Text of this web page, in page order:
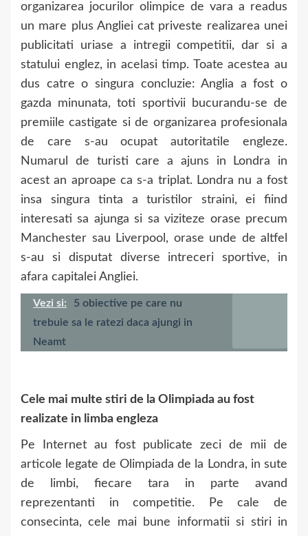
organizarea jocurilor olimpice de vara a readus
un mare plus Angliei cat priveste realizarea unei
publicitati uriase a intregii competitii, dar si a
statului englez, in acelasi timp. Toate acestea au
dus catre o singura concluzie: Anglia a fost o
gazda minunata, toti sportivii bucurandu-se de
premiile castigate si de organizarea profesionala
de care s-au ocupat autoritatile engleze.
Numarul de turisti care a ajuns in Londra in
acest an aproape ca s-a triplat. Londra nu a fost
insa singura tinta a turistilor straini, ei fiind
interesati sa ajunga si sa viziteze orase precum
Manchester sau Liverpool, orase unde de altfel
s-au si disputat diverse intreceri sportive, in
afara capitalei Angliei.
Vezi si:
5 obiective pe care nu
trebuie sa le ratezi daca ajungi in
Neamt
Cele mai multe stiri de la Olimpiada au fost
realizate in limba engleza
Pe Internet au fost publicate zeci de mii de
articole legate de Olimpiada de la Londra, in sute
de limbi, fiecare tara in parte avand
reprezentanti in competitie. Pe cale de
consecinta, cele mai bune informatii si stiri in